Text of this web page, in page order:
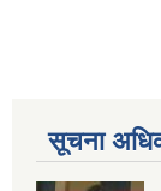
सूचना